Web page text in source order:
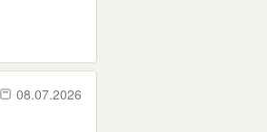
08.07.2026